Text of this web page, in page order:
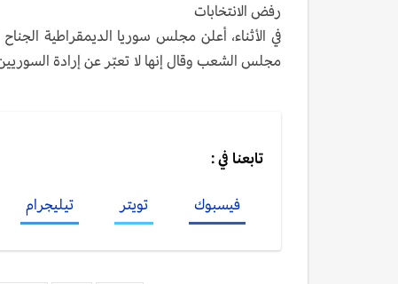
رفض الانتخابات
في الأثناء، أعلن مجلس سوريا الديمقراطية
مجلس الشعب وقال إنها لا تعبّر عن إرادة
تابعنا في :
فيسبوك تويتر تيليجرام